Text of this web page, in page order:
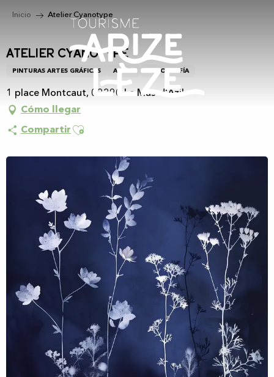
principal
Inicio Atelier Cyanotype
Atelier Cyanotype
PINTURAS ARTES GRÁFICAS ARTES FOTOGRAFÍA
1 place Montcaut, 09290 Le Mas-d'Azil
Cómo llegar
Compartir Ajouter aux favoris